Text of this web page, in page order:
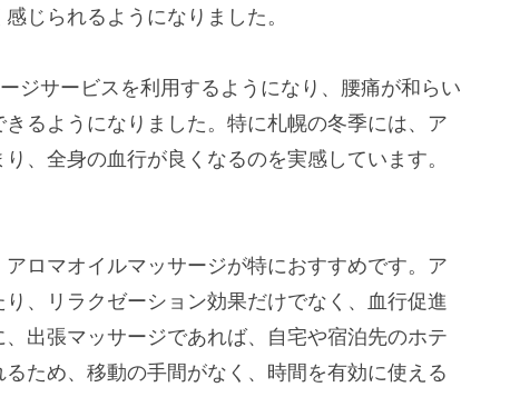
じられるようになりました。
ジサービスを利用するようになり、腰痛が和らい
るようになりました。特に札幌の冬季には、ア
、全身の血行が良くなるのを実感しています。
ロマオイルマッサージが特におすすめです。ア
、リラクゼーション効果だけでなく、血行促進
出張マッサージであれば、自宅や宿泊先のホテ
ため、移動の手間がなく、時間を有効に使える